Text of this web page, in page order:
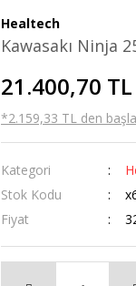
Healtech
Kawasakı Ninja
21.400,70 TL
*2.159,33 TL den
Kategori
Stok Kodu
Fiyat